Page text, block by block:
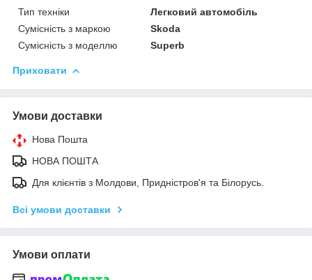
Тип техніки
Легковий автомобіль
Сумісність з маркою
Skoda
Сумісність з моделлю
Superb
Приховати
Умови доставки
Нова Пошта
НОВА ПОШТА
Для клієнтів з Молдови, Придністров'я та Білорусь.
Всі умови доставки
Умови оплати